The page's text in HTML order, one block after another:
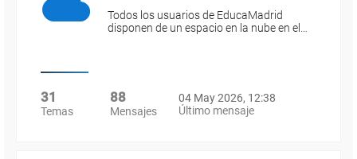
Todos los usuarios de EducaMadrid
disponen de un espacio en la nube en el…
31
Temas
88
Mensajes
04 May 2026, 12:38
Último mensaje